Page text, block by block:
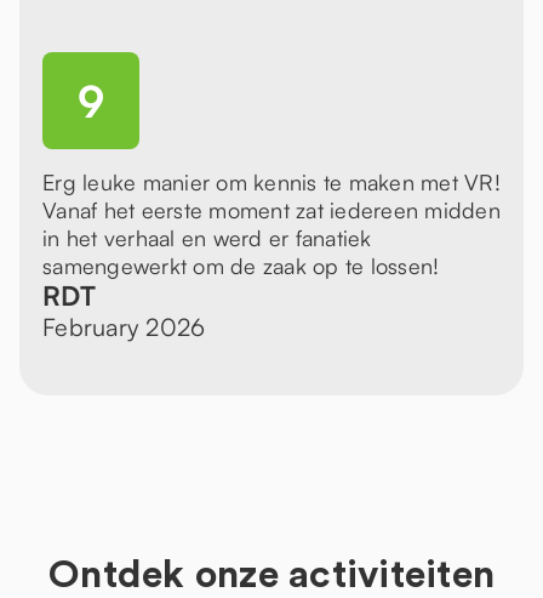
9
Erg leuke manier om kennis te maken met VR!
Vanaf het eerste moment zat iedereen midden
in het verhaal en werd er fanatiek
samengewerkt om de zaak op te lossen!
RDT
February 2026
Ontdek onze activiteiten